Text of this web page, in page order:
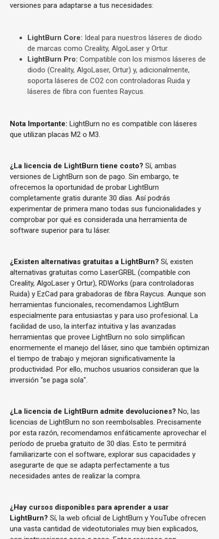
versiones para adaptarse a tus necesidades:
LightBurn Core: Ideal para nuestros láseres de diodo
de marcas como Creality, AlgoLaser y Ortur.
LightBurn Pro: Compatible con los mismos láseres de
diodo (Creality, AlgoLaser, Ortur) y, adicionalmente,
soporta láseres de CO2 con controladoras Ruida y
láseres de fibra con fuentes Raycus.
Nota Importante: LightBurn no es compatible con láseres
que utilizan placas M2 o M3.
¿La licencia de LightBurn tiene costo? Sí, ambas
versiones de LightBurn son de pago. Sin embargo, te
ofrecemos la oportunidad de probar LightBurn
completamente gratis durante 30 días. Así podrás
experimentar de primera mano todas sus funcionalidades y
comprobar por qué es considerada una herramienta de
software superior para tu láser.
¿Existen alternativas gratuitas a LightBurn? Sí, existen
alternativas gratuitas como LaserGRBL (compatible con
Creality, AlgoLaser y Ortur), RDWorks (para controladoras
Ruida) y EzCad para grabadoras de fibra Raycus. Aunque son
herramientas funcionales, recomendamos LightBurn
especialmente para entusiastas y para uso profesional. La
facilidad de uso, la interfaz intuitiva y las avanzadas
herramientas que provee LightBurn no solo simplifican
enormemente el manejo del láser, sino que también optimizan
el tiempo de trabajo y mejoran significativamente la
productividad. Por ello, muchos usuarios consideran que la
inversión "se paga sola".
¿La licencia de LightBurn admite devoluciones? No, las
licencias de LightBurn no son reembolsables. Precisamente
por esta razón, recomendamos enfáticamente aprovechar el
período de prueba gratuito de 30 días. Esto te permitirá
familiarizarte con el software, explorar sus capacidades y
asegurarte de que se adapta perfectamente a tus
necesidades antes de realizar la compra.
¿Hay cursos disponibles para aprender a usar
LightBurn? Sí, la web oficial de LightBurn y YouTube ofrecen
una vasta cantidad de videotutoriales muy bien explicados,